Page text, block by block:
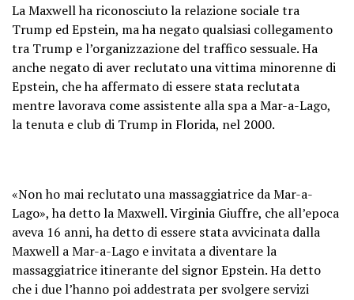
La Maxwell ha riconosciuto la relazione sociale tra
Trump ed Epstein, ma ha negato qualsiasi collegamento
tra Trump e l’organizzazione del traffico sessuale. Ha
anche negato di aver reclutato una vittima minorenne di
Epstein, che ha affermato di essere stata reclutata
mentre lavorava come assistente alla spa a Mar-a-Lago,
la tenuta e club di Trump in Florida, nel 2000.
«Non ho mai reclutato una massaggiatrice da Mar-a-
Lago», ha detto la Maxwell. Virginia Giuffre, che all’epoca
aveva 16 anni, ha detto di essere stata avvicinata dalla
Maxwell a Mar-a-Lago e invitata a diventare la
massaggiatrice itinerante del signor Epstein. Ha detto
che i due l’hanno poi addestrata per svolgere servizi